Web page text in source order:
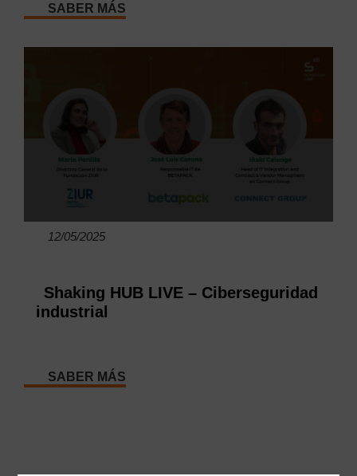
SABER MÁS
12/05/2025
Shaking HUB LIVE – Ciberseguridad
industrial
SABER MÁS